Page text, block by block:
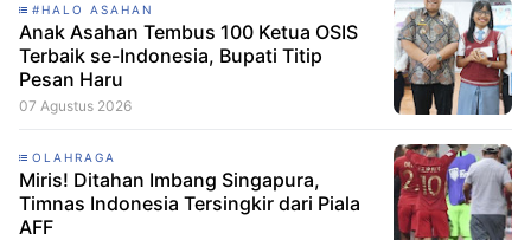
#HALO ASAHAN
Anak Asahan Tembus 100 Ketua OSIS
Terbaik se-Indonesia, Bupati Titip
Pesan Haru
07 Agustus 2026
OLAHRAGA
Miris! Ditahan Imbang Singapura,
Timnas Indonesia Tersingkir dari Piala
AFF